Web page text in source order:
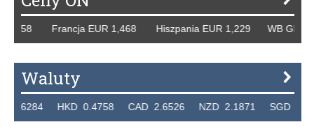
Francja EUR 1,468 Hiszpania EUR 1,229 WB GBP
Waluty
HKD 0.4758 CAD 2.6526 NZD 2.1871 SGD 2.9103